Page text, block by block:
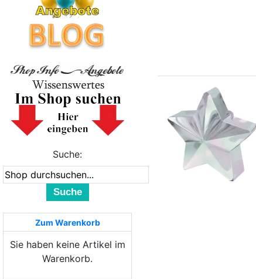
Suche:
Suche
Zum Warenkorb
Sie haben keine Artikel im
Warenkorb.